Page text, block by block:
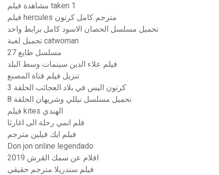
مشاهدة فيلم taken 1
فيلم hercules مترجم كامل كرتون
تحميل مسلسل الحصان الاسود كامل برابط واحد
تحميل لعبة catwoman
مسلسل طايع 27
فيلم علاء الدين سينمات وسط البلد
تنزيل فيلم فتاة المصنع
كرتون اليس في بلاد العجائب الحلقة 3
تحميل مسلسل نيللي وشريهان الحلقة 8
فيلم kites الهندي
فلم انمي رحلة الى اغارثا
فيلم ايك فيلين مترجم
Don jon online legendado
افلام عن سمك القرش 2019
فيلم سندريلا مترجم حقيقي